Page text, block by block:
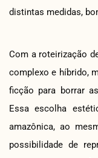
distintas medidas,
Com a roteirização
complexo e híbrido,
ficção para borrar
Essa escolha
amazônica, ao
possibilidade de